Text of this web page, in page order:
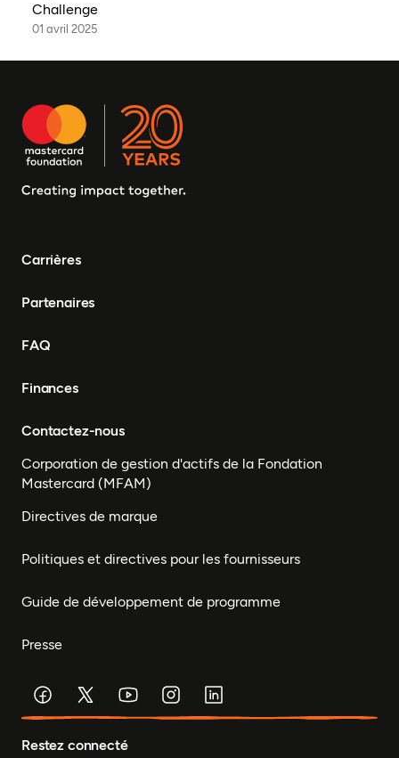
Challenge
01 avril 2025
Carrières
Partenaires
FAQ
Finances
Contactez-nous
Corporation de gestion d'actifs de la Fondation
Mastercard (MFAM)
Directives de marque
Politiques et directives pour les fournisseurs
Guide de développement de programme
Presse
Restez connecté